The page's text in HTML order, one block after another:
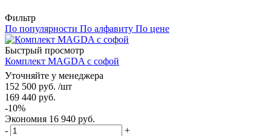
Фильтр
По популярности По алфавиту По цене
Быстрый просмотр
Комплект MAGDA с софой
Уточняйте у менеджера
152 500 руб. /шт
169 440 руб.
-10%
Экономия 16 940 руб.
-
+